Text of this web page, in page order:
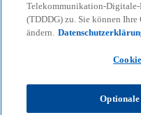
Tilman
Telekommunikation-Digitale-
(TDDDG) zu. Sie können
ändern.
Optionale